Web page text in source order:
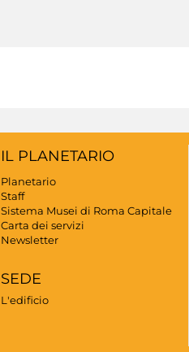
IL PLANETARIO
Planetario
Staff
Sistema Musei di Roma Capitale
Carta dei servizi
Newsletter
SEDE
L'edificio